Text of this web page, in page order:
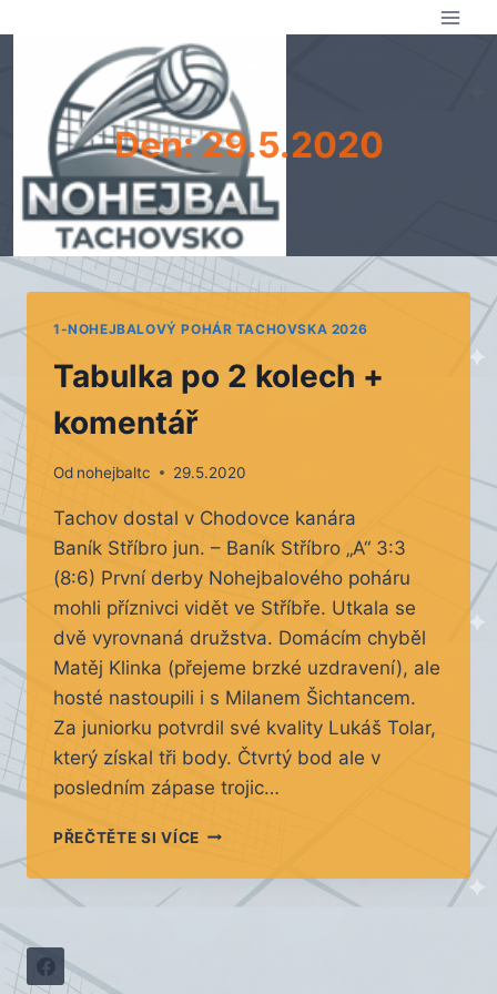
Den: 29.5.2020
1-NOHEJBALOVÝ POHÁR TACHOVSKA 2026
Tabulka po 2 kolech +
komentář
Od nohejbaltc 29.5.2020
Tachov dostal v Chodovce kanára
Baník Stříbro jun. – Baník Stříbro „A“ 3:3
(8:6) První derby Nohejbalového poháru
mohli příznivci vidět ve Stříbře. Utkala se
dvě vyrovnaná družstva. Domácím chyběl
Matěj Klinka (přejeme brzké uzdravení), ale
hosté nastoupili i s Milanem Šichtancem.
Za juniorku potvrdil své kvality Lukáš Tolar,
který získal tři body. Čtvrtý bod ale v
posledním zápase trojic…
PŘEČTĚTE SI VÍCETABULKA PO 2 KOLECH
KOMENTÁŘ